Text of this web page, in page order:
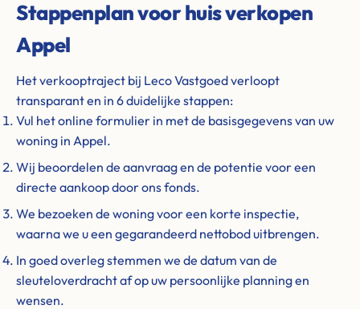
Stappenplan voor huis verkopen
Appel
Het verkooptraject bij Leco Vastgoed verloopt
transparant en in 6 duidelijke stappen:
Vul het online formulier in met de basisgegevens van uw
woning in Appel.
Wij beoordelen de aanvraag en de potentie voor een
directe aankoop door ons fonds.
We bezoeken de woning voor een korte inspectie,
waarna we u een gegarandeerd nettobod uitbrengen.
In goed overleg stemmen we de datum van de
sleuteloverdracht af op uw persoonlijke planning en
wensen.